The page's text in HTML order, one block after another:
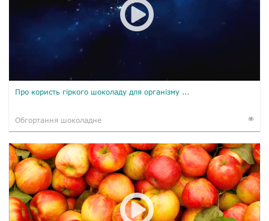
Про користь гіркого шоколаду для організму ...
Обгортання шоколадне